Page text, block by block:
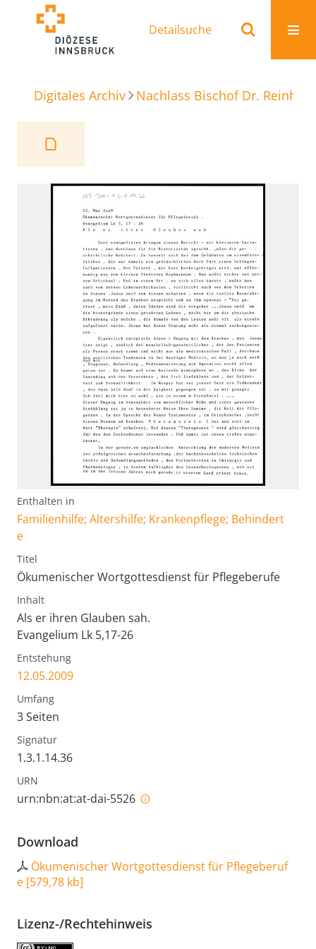
Detailsuche
Digitales Archiv Nachlass Bischof Dr.
Enthalten in
Familienhilfe; Altershilfe; Krankenpflege; Behindert
e
Titel
Ökumenischer Wortgottesdienst für Pflegeberufe
Inhalt
Als er ihren Glauben sah.
Evangelium Lk 5,17-26
Entstehung
12.05.2009
Umfang
3 Seiten
Signatur
1.3.1.14.36
URN
urn:nbn:at:at-dai-5526
Download
Ökumenischer Wortgottesdienst für Pflegeberuf
e [579,78 kb]
Lizenz-/Rechtehinweis